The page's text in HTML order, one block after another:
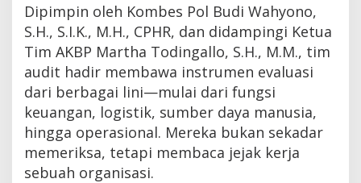
Dipimpin oleh Kombes Pol Budi Wahyono,
S.H., S.I.K., M.H., CPHR, dan didampingi Ketua
Tim AKBP Martha Todingallo, S.H., M.M., tim
audit hadir membawa instrumen evaluasi
dari berbagai lini—mulai dari fungsi
keuangan, logistik, sumber daya manusia,
hingga operasional. Mereka bukan sekadar
memeriksa, tetapi membaca jejak kerja
sebuah organisasi.